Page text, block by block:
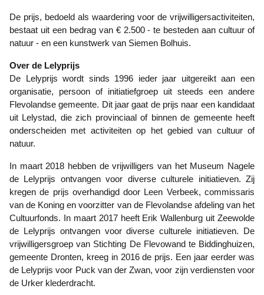
De prijs, bedoeld als waardering voor de vrijwilligersactiviteiten,
bestaat uit een bedrag van € 2.500 - te besteden aan cultuur of
natuur - en een kunstwerk van Siemen Bolhuis.
Over de Lelyprijs
De Lelyprijs wordt sinds 1996 ieder jaar uitgereikt aan een
organisatie, persoon of initiatiefgroep uit steeds een andere
Flevolandse gemeente. Dit jaar gaat de prijs naar een kandidaat
uit Lelystad, die zich provinciaal of binnen de gemeente heeft
onderscheiden met activiteiten op het gebied van cultuur of
natuur.
In maart 2018 hebben de vrijwilligers van het Museum Nagele
de Lelyprijs ontvangen voor diverse culturele initiatieven. Zij
kregen de prijs overhandigd door Leen Verbeek, commissaris
van de Koning en voorzitter van de Flevolandse afdeling van het
Cultuurfonds. In maart 2017 heeft Erik Wallenburg uit Zeewolde
de Lelyprijs ontvangen voor diverse culturele initiatieven. De
vrijwilligersgroep van Stichting De Flevowand te Biddinghuizen,
gemeente Dronten, kreeg in 2016 de prijs. Een jaar eerder was
de Lelyprijs voor Puck van der Zwan, voor zijn verdiensten voor
de Urker klederdracht.